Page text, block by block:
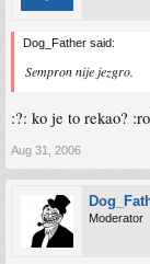
Dog_Father said:
Sempron nije jezgro.
:?: ko je to rekao?
Aug 31, 2006
Moderator